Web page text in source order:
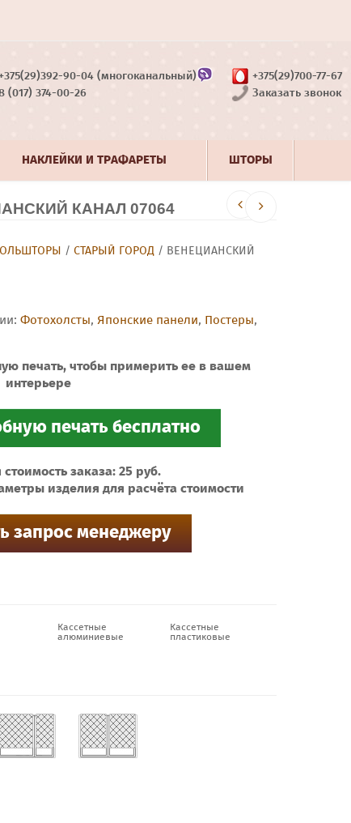
90-04 (многоканальный)
(017) 374-00-26
+375(29)700-77-67
Заказать звонок
НАКЛЕЙКИ И ТРАФАРЕТЫ ШТОРЫ
КАНАЛ 07064
/ СТАРЫЙ ГОРОД / ВЕНЕЦИАНСКИЙ
Фотохолсты, Японские панели, Постеры,
печать, чтобы примерить ее в вашем
интерьере
заказа: 25 руб.
изделия для расчёта стоимости
Кассетные
алюминиевые
Кассетные
пластиковые